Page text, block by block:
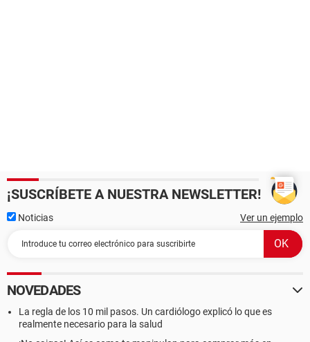
¡SUSCRÍBETE A NUESTRA NEWSLETTER!
Noticias Ver un ejemplo
NOVEDADES
La regla de los 10 mil pasos. Un cardiólogo explicó lo que es
realmente necesario para la salud